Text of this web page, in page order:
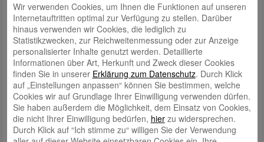
Name*
E-Mail *
Website
Meinen Namen, meine E-Mail-Adresse und meine Website in
diesem Browser für die nächste Kommentierung speichern.
Wir verwenden Cookies, um Ihnen die Funktionen auf unseren
Internetauftritten optimal zur Verfügung zu stellen. Darüber
hinaus verwenden wir Cookies, die lediglich zu
Statistikzwecken, zur Reichweitenmessung oder zur Anzeige
personalisierter Inhalte genutzt werden. Detaillierte
Informationen über Art, Herkunft und Zweck dieser Cookies
finden Sie in unserer Erklärung zum Datenschutz. Durch Klick
auf „Einstellungen anpassen“ können Sie bestimmen, welche
Cookies wir auf Grundlage Ihrer Einwilligung verwenden dürfen.
Sie haben außerdem die Möglichkeit, dem Einsatz von Cookies,
die nicht Ihrer Einwilligung bedürfen, hierzu widersprechen.
Durch Klick auf “Ich stimme zu“ willigen Sie der Verwendung